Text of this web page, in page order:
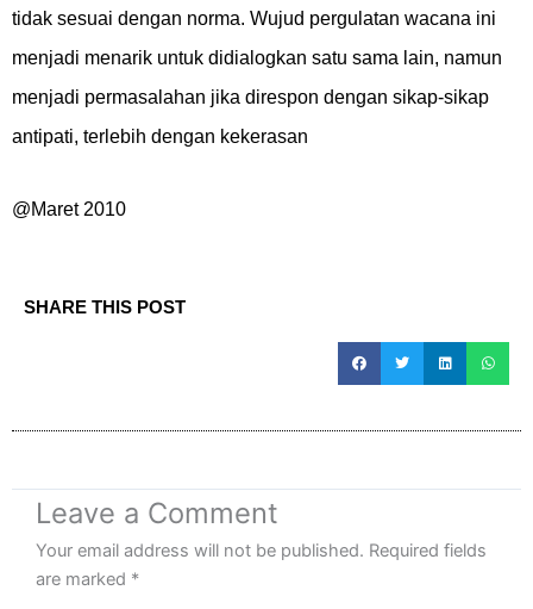
tidak sesuai dengan norma. Wujud pergulatan wacana ini
menjadi menarik untuk didialogkan satu sama lain, namun
menjadi permasalahan jika direspon dengan sikap-sikap
antipati, terlebih dengan kekerasan
@Maret 2010
SHARE THIS POST
Leave a Comment
Your email address will not be published. Required fields
are marked *